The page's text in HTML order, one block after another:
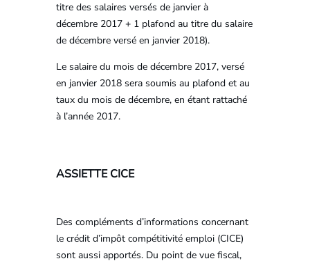
titre des salaires versés de janvier à
décembre 2017 + 1 plafond au titre du salaire
de décembre versé en janvier 2018).
Le salaire du mois de décembre 2017, versé
en janvier 2018 sera soumis au plafond et au
taux du mois de décembre, en étant rattaché
à l’année 2017.
ASSIETTE CICE
Des compléments d’informations concernant
le crédit d’impôt compétitivité emploi (CICE)
sont aussi apportés. Du point de vue fiscal,